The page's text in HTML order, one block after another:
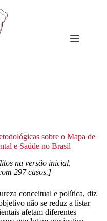
sobre o Mapa de
e Saúde no Brasil
na versão inicial,
297 casos.]
conceitual e política, diz
não se reduz a listar
afetam diferentes